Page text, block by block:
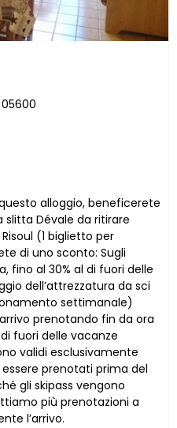
05600
alloggio, beneficerete
slitta Dévale da ritirare
(1 biglietto per
di uno sconto: Sugli
fino al 30% al di fuori delle
dell’attrezzatura da sci
settimanale)
prenotando fin da ora
fuori delle vacanze
validi esclusivamente
prenotati prima del
gli skipass vengono
più prenotazioni a
l’arrivo.